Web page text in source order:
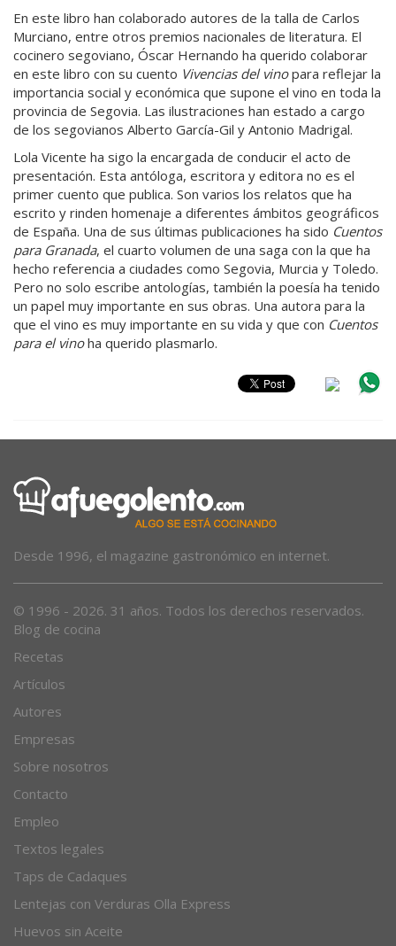
En este libro han colaborado autores de la talla de Carlos
Murciano, entre otros premios nacionales de literatura. El
cocinero segoviano, Óscar Hernando ha querido colaborar
en este libro con su cuento Vivencias del vinopara reflejar la
importancia social y económica que supone el vino en toda la
provincia de Segovia. Las ilustraciones han estado a cargo
de los segovianos Alberto García-Gil y Antonio Madrigal.
Lola Vicente ha sigo la encargada de conducir el acto de
presentación. Esta antóloga, escritora y editora no es el
primer cuento que publica. Son varios los relatos que ha
escrito y rinden homenaje a diferentes ámbitos geográficos
de España. Una de sus últimas publicaciones ha sido Cuentos
para Granada, el cuarto volumen de una saga con la que ha
hecho referencia a ciudades como Segovia, Murcia y Toledo.
Pero no solo escribe antologías, también la poesía ha tenido
un papel muy importante en sus obras. Una autora para la
que el vino es muy importante en su vida y que con Cuentos
para el vinoha querido plasmarlo.
Desde 1996, el magazine gastronómico en internet.
© 1996 - 2026. 31 años. Todos los derechos reservados.
Blog de cocina
Recetas
Artículos
Autores
Empresas
Sobre nosotros
Contacto
Empleo
Textos legales
Taps de Cadaques
Lentejas con Verduras Olla Express
Huevos sin Aceite